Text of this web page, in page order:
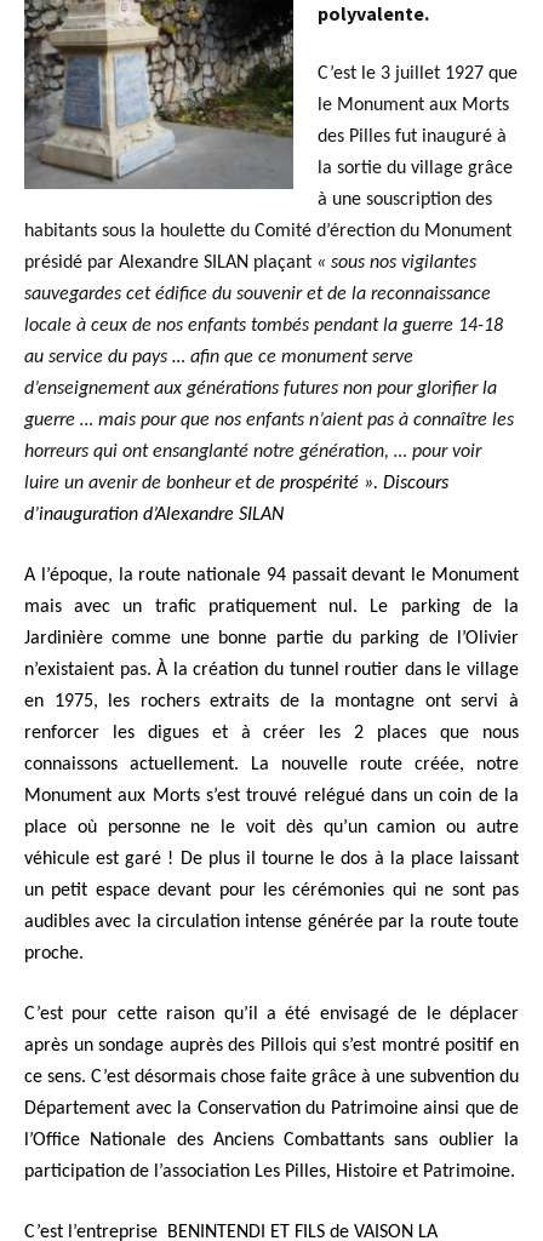
polyvalente.
C’est le 3 juillet 1927 que
le Monument aux Morts
des Pilles fut inauguré à
la sortie du village grâce
à une souscription des
habitants sous la houlette du Comité d’érection du Monument
présidé par Alexandre SILAN plaçant « sous nos vigilantes
sauvegardes cet édifice du souvenir et de la reconnaissance
locale à ceux de nos enfants tombés pendant la guerre 14-18
au service du pays … afin que ce monument serve
d’enseignement aux générations futures non pour glorifier la
guerre … mais pour que nos enfants n’aient pas à connaître les
horreurs qui ont ensanglanté notre génération, … pour voir
luire un avenir de bonheur et de prospérité ». Discours
d’inauguration d’Alexandre SILAN
A l’époque, la route nationale 94 passait devant le Monument
mais avec un trafic pratiquement nul. Le parking de la
Jardinière comme une bonne partie du parking de l’Olivier
n’existaient pas. À la création du tunnel routier dans le village
en 1975, les rochers extraits de la montagne ont servi à
renforcer les digues et à créer les 2 places que nous
connaissons actuellement.
La nouvelle route créée, notre
Monument aux Morts s’esttrouvé relégué dans un coin de la
place où personne ne le voit dès qu’un camion ou autre
véhicule est garé ! De plus il tourne le dos à la place laissant
un petit espace devant pour les cérémonies qui ne sont pas
audibles avec la circulation intense générée par la route toute
proche.
C’est pour cette raison qu’il a été envisagé de le déplacer
après un sondage auprès des Pillois qui s’est montré positif en
ce sens. C’est désormais chose faite grâce à une subvention du
Département avec la Conservation du Patrimoine ainsi que de
l’Office Nationale des Anciens Combattants sans oublier la
participation de l’association Les Pilles, Histoire et Patrimoine.
C’est l’entreprise BENINTENDI ET FILS de VAISON LA